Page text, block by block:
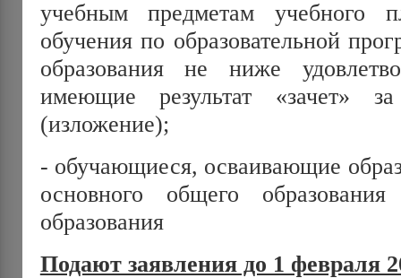
учебным предметам учебного
обучения по образовательной
образования не ниже
имеющие результат «зачет»
(изложение);
- обучающиеся, осваивающие
основного общего
образования
Подают заявления до 1 февраля